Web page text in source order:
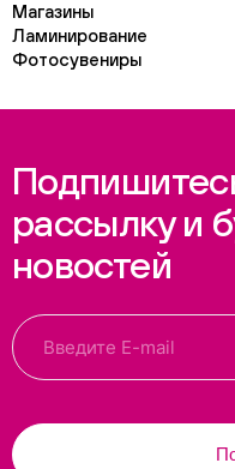
Магазины
Ламинирование
Фотосувениры
рассылку и
новостей